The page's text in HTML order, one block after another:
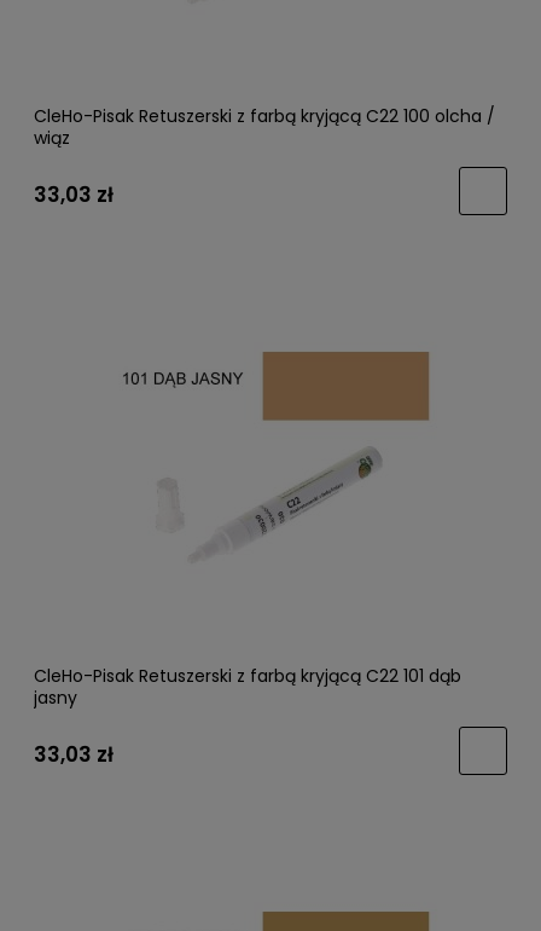
CleHo-Pisak Retuszerski z farbą kryjącą C22 100 olcha /
wiąz
33,03 zł
CleHo-Pisak Retuszerski z farbą kryjącą C22 101 dąb
jasny
33,03 zł